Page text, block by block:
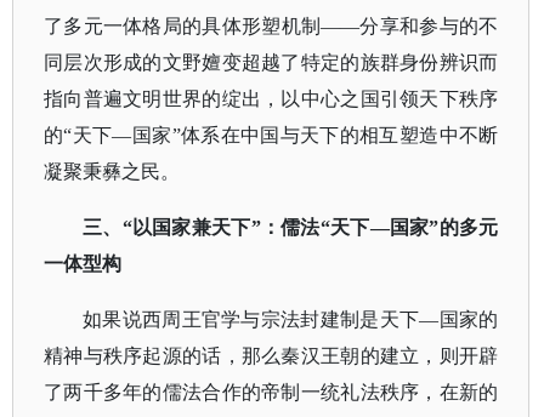
了多元一体格局的具体形塑机制——分享和参与的不
同层次形成的文野嬗变超越了特定的族群身份辨识而
指向普遍文明世界的绽出，以中心之国引领天下秩序
的“天下—国家”体系在中国与天下的相互塑造中不断
凝聚秉彝之民。
三、 “以国家兼天下”：儒法“天下—国家”的多元
一体型构
如果说西周王官学与宗法封建制是天下—国家的
精神与秩序起源的话，那么秦汉王朝的建立，则开辟
了两千多年的儒法合作的帝制一统礼法秩序，在新的